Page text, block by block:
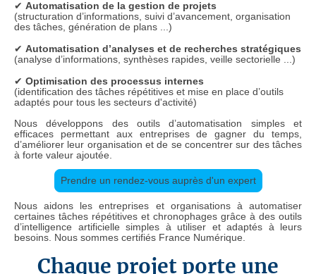
✔ Automatisation de la gestion de projets
(structuration d’informations, suivi d’avancement, organisation
des tâches, génération de plans ...)
✔ Automatisation d’analyses et de recherches stratégiques
(analyse d’informations, synthèses rapides, veille sectorielle ...)
✔ Optimisation des processus internes
(identification des tâches répétitives et mise en place d’outils
adaptés pour tous les secteurs d'activité)
Nous développons des outils d’automatisation simples et
efficaces permettant aux entreprises de gagner du temps,
d’améliorer leur organisation et de se concentrer sur des tâches
à forte valeur ajoutée.
Prendre un rendez-vous auprès d'un expert
Nous aidons les entreprises et organisations à automatiser
certaines tâches répétitives et chronophages grâce à des outils
d’intelligence artificielle simples à utiliser et adaptés à leurs
besoins. Nous sommes certifiés France Numérique.
Chaque projet porte une